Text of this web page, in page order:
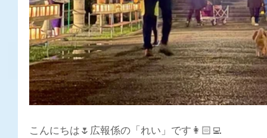
こんにちは🌷広報係の「れい」です👩🏻‍💻